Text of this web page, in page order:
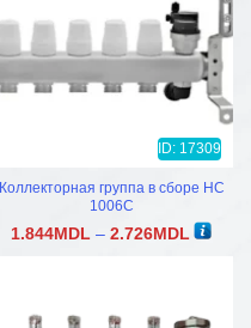
ID: 17309
Коллекторная группа в сборе HC
1006C
1.844MDL – 2.726MDL